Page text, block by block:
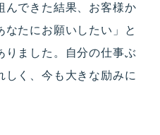
んできた結果、お客様か
なたにお願いしたい」と
りました。自分の仕事ぶ
しく、今も大きな励みに